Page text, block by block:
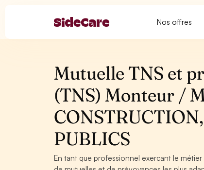
Nos offres
Mutuelle TNS et
(TNS) Monteur /
PUBLICS
En tant que professionnel exercant le